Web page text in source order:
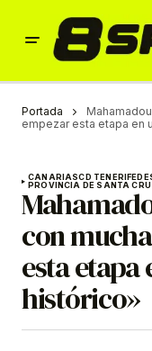
Portada
empezar esta etapa en
CANARIASCD TENERIFE
PROVINCIA DE SANTA
con
esta etapa
histórico»